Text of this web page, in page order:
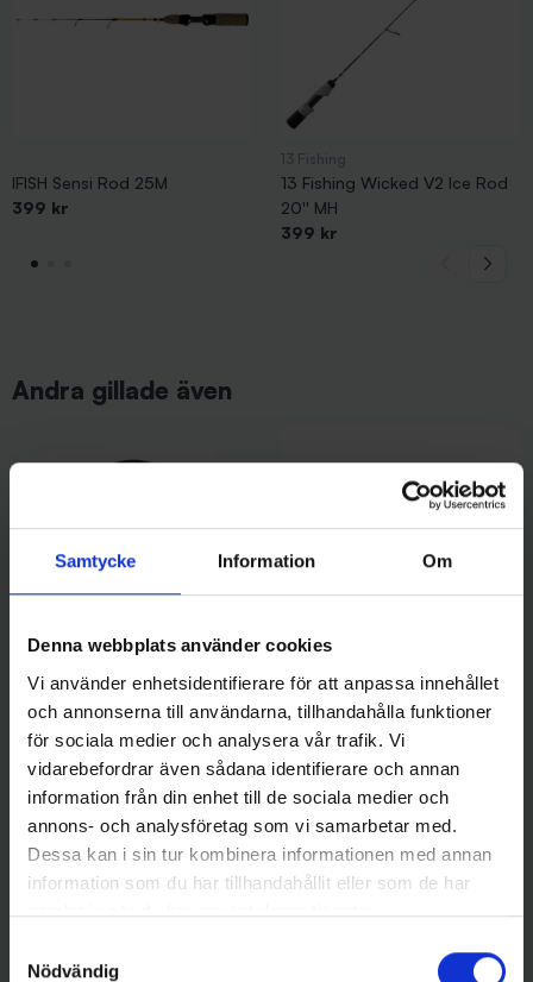
Samtycke Information Om
Denna webbplats använder cookies
Vi använder enhetsidentifierare för att anpassa innehållet
och annonserna till användarna, tillhandahålla funktioner
för sociala medier och analysera vår trafik. Vi
vidarebefordrar även sådana identifierare och annan
information från din enhet till de sociala medier och
annons- och analysföretag som vi samarbetar med.
Dessa kan i sin tur kombinera informationen med annan
information som du har tillhandahållit eller som de har
samlat in när du har använt deras tjänster.
Nödvändig
IFISH Sensi Rod 25M
399 kr
13 Fishing Wicked V2 Ice Rod
20'' MH
399 kr
Andra gillade även
Wiggler
Wiggler Pimpelrulle i grafit
189 kr
Ollonskott till WM-mekanismen
215 kr
16 andra produkter i samma kategori: